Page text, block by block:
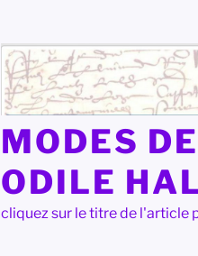
MODES
ODILE
cliquez sur le titre de l'article